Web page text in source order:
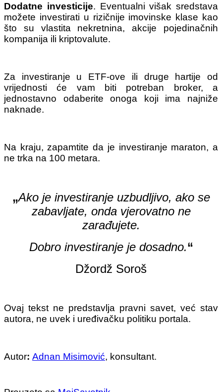
Dodatne investicije. Eventualni višak sredstava
možete investirati u rizičnije imovinske klase kao
što su vlastita nekretnina, akcije pojedinačnih
kompanija ili kriptovalute.
Za investiranje u ETF-ove ili druge hartije od
vrijednosti će vam biti potreban broker, a
jednostavno odaberite onoga koji ima najniže
naknade.
Na kraju, zapamtite da je investiranje maraton, a
ne trka na 100 metara.
„Ako je investiranje uzbudljivo, ako se
zabavljate, onda vjerovatno ne
zarađujete.
Dobro investiranje je dosadno.“
Džordž Soroš
Ovaj tekst ne predstavlja pravni savet, već stav
autora, ne uvek i uređivačku politiku portala.
Autor: Adnan Misimović, konsultant.